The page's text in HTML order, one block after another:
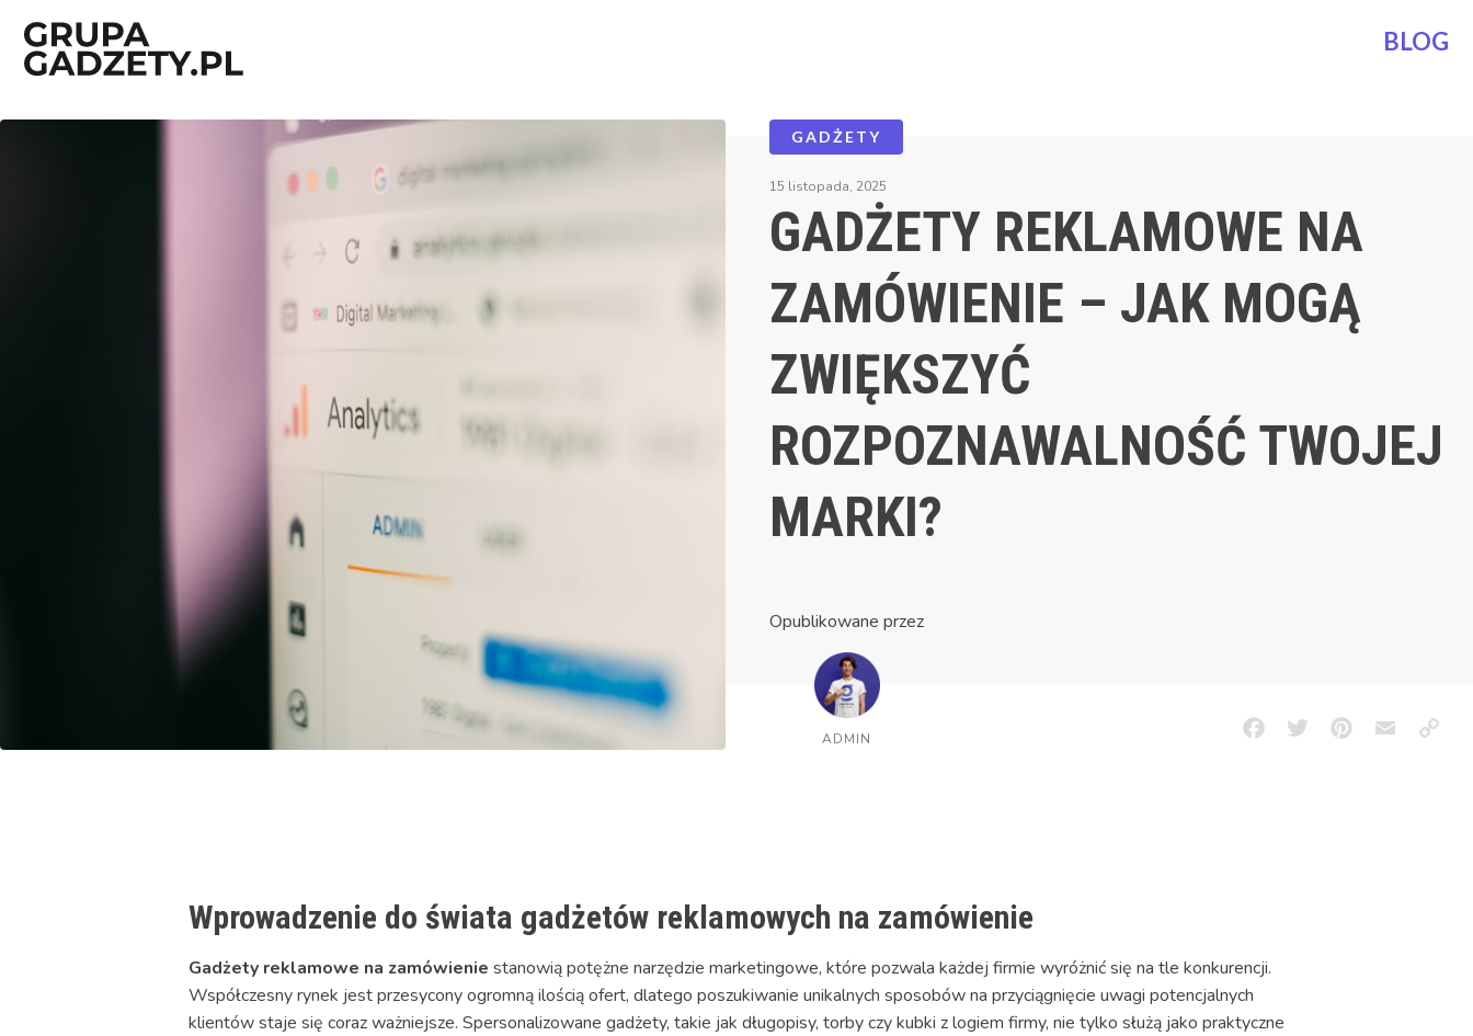
BLOG
GADŻETY
15 listopada, 2025
GADŻETY REKLAMOWE NA
ZAMÓWIENIE – JAK MOGĄ
ZWIĘKSZYĆ
ROZPOZNAWALNOŚĆ TWOJEJ
MARKI?
Opublikowane przez
ADMIN FacebookTwitterPinterestEmailCopy
Wprowadzenie do świata gadżetów reklamowych na zamówienie
Gadżety reklamowe na zamówienie stanowią potężne narzędzie marketingowe, które pozwala każdej firmie wyróżnić się na tle konkurencji.
Współczesny rynek jest przesycony ogromną ilością ofert, dlatego poszukiwanie unikalnych sposobów na przyciągnięcie uwagi potencjalnych
klientów staje się coraz ważniejsze. Spersonalizowane gadżety, takie jak długopisy, torby czy kubki z logiem firmy, nie tylko służą jako praktyczne